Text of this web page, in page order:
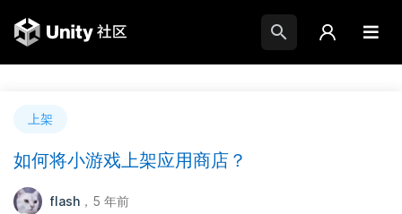
上架
如何将小游戏上架应用商店？
flash ，5 年前